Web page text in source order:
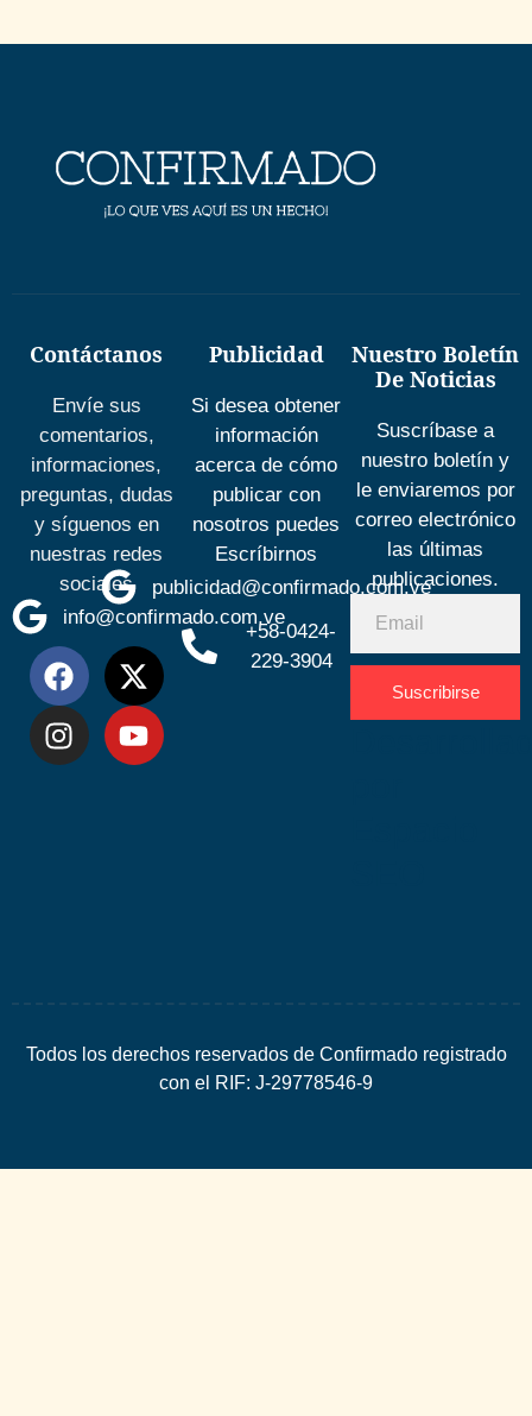
Contáctanos
Envíe sus
comentarios,
informaciones,
preguntas, dudas
y síguenos en
nuestras redes
sociales
info@confirmado.com.ve
Publicidad
Si desea obtener
información
acerca de cómo
publicar con
nosotros puedes
Escríbirnos
publicidad@confirmado.com.ve
+58-0424-
229-3904
Nuestro Boletín
De Noticias
Suscríbase a
nuestro boletín y
le enviaremos por
correo electrónico
las últimas
publicaciones.
Suscribirse
Todos los derechos reservados de Confirmado registrado
con el RIF: J-29778546-9